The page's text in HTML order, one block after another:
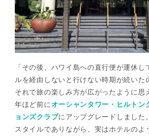
「その後、ハワイ島への直行便が運休
ルを経由しないと行けない時期が続いた
それで旅の楽しみ方が広がったように思
年ほど前にオーシャンタワー・ヒルトン
ョンズクラブにアップグレードしました
スタイルでありながら、実はホテルのよ